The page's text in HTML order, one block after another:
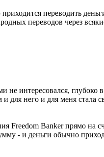
переводить
переводов через
интересовался, глубоко
него и для меня стала
Banker прямо на
- и деньги обычно